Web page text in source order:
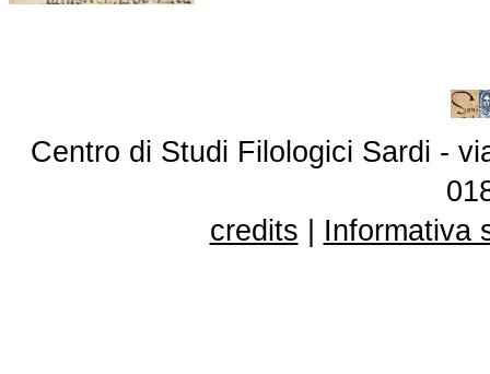
Centro di Studi Filologici Sardi -
credits
Informativa